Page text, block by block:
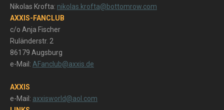
Nikolas Krofta: nikolas.krofta@bottomrow.com
AXXIS-FANCLUB
c/o Anja Fischer
Ruländerstr. 2
86179 Augsburg
e-Mail: AFanclub@axxis.de
AXXIS
e-Mail: axxisworld@aol.com